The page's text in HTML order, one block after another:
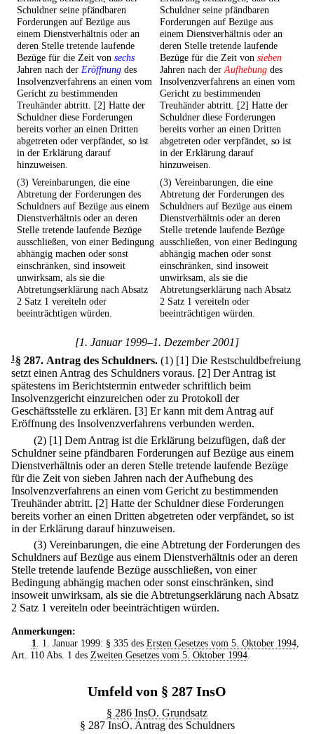
Schuldner seine pfändbaren
Forderungen auf Bezüge aus
einem Dienstverhältnis oder an
deren Stelle tretende laufende
Bezüge für die Zeit von sechs
Jahren nach der Eröffnung des
Insolvenzverfahrens an einen vom
Gericht zu bestimmenden
Treuhänder abtritt. [2] Hatte der
Schuldner diese Forderungen
bereits vorher an einen Dritten
abgetreten oder verpfändet, so ist
in der Erklärung darauf
hinzuweisen.
Schuldner seine pfändbaren
Forderungen auf Bezüge aus
einem Dienstverhältnis oder an
deren Stelle tretende laufende
Bezüge für die Zeit von sieben
Jahren nach derAufhebung des
Insolvenzverfahrens an einen vom
Gericht zu bestimmenden
Treuhänder abtritt. [2] Hatte der
Schuldner diese Forderungen
bereits vorher an einen Dritten
abgetreten oder verpfändet, so ist
in der Erklärung darauf
hinzuweisen.
(3) Vereinbarungen, die eine
Abtretung der Forderungen des
Schuldners auf Bezüge aus einem
Dienstverhältnis oder an deren
Stelle tretende laufende Bezüge
ausschließen, von einer Bedingung
abhängig machen oder sonst
einschränken, sind insoweit
unwirksam, als sie die
Abtretungserklärung nach Absatz
2 Satz 1 vereiteln oder
beeinträchtigen würden.
(3) Vereinbarungen, die eine
Abtretung der Forderungen des
Schuldners auf Bezüge aus einem
Dienstverhältnis oder an deren
Stelle tretende laufende Bezüge
ausschließen, von einer Bedingung
abhängig machen oder sonst
einschränken, sind insoweit
unwirksam, als sie die
Abtretungserklärung nach Absatz
2 Satz 1 vereiteln oder
beeinträchtigen würden.
[1. Januar 1999–1. Dezember 2001]
1§ 287. Antrag des Schuldners. (1) [1] Die Restschuldbefreiung
setzt einen Antrag des Schuldners voraus. [2] Der Antrag ist
spätestens im Berichtstermin entweder schriftlich beim
Insolvenzgericht einzureichen oder zu Protokoll der
Geschäftsstelle zu erklären. [3] Er kann mit dem Antrag auf
Eröffnung des Insolvenzverfahrens verbunden werden.
(2) [1] Dem Antrag ist die Erklärung beizufügen, daß der
Schuldner seine pfändbaren Forderungen auf Bezüge aus einem
Dienstverhältnis oder an deren Stelle tretende laufende Bezüge
für die Zeit von sieben Jahren nach der Aufhebung des
Insolvenzverfahrens an einen vom Gericht zu bestimmenden
Treuhänder abtritt. [2] Hatte der Schuldner diese Forderungen
bereits vorher an einen Dritten abgetreten oder verpfändet, so ist
in der Erklärung darauf hinzuweisen.
(3) Vereinbarungen, die eine Abtretung der Forderungen des
Schuldners auf Bezüge aus einem Dienstverhältnis oder an deren
Stelle tretende laufende Bezüge ausschließen, von einer
Bedingung abhängig machen oder sonst einschränken, sind
insoweit unwirksam, als sie die Abtretungserklärung nach Absatz
2 Satz 1 vereiteln oder beeinträchtigen würden.
Anmerkungen:
1
. 1. Januar 1999: § 335 des Ersten Gesetzes vom 5. Oktober 1994,
Art. 110 Abs. 1 des Zweiten Gesetzes vom 5. Oktober 1994
Umfeld von § 287 InsO
§ 286 InsO. Grundsatz
§ 287 InsO. Antrag des Schuldners